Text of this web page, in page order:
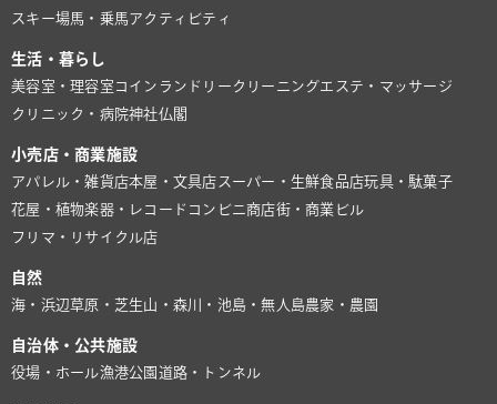
スキー場馬・乗馬アクティビティ
生活・暮らし
美容室・理容室 コインランドリー クリーニングエステ・マッサージ
クリニック・病院神社仏閣
小売店・商業施設
アパレル・雑貨店本屋・文具店 スーパー・生鮮食品店玩具・駄菓子
花屋・植物楽器・レコード コンビニ商店街・商業ビル
フリマ・リサイクル店
自然
海・浜辺 草原・芝生山・森川・池島・無人島農家・農園
自治体・公共施設
役場・ホール漁港公園 道路・トンネル